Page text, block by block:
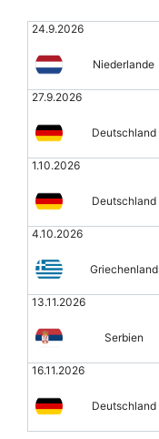
24.9.2026
Niederlande
27.9.2026
Deutschland
1.10.2026
Deutschland
4.10.2026
Griechenland
13.11.2026
Serbien
16.11.2026
Deutschland